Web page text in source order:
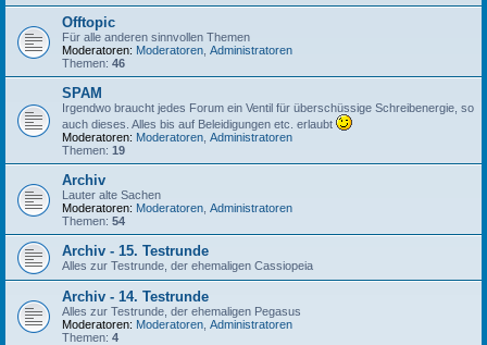
Offtopic
Für alle anderen sinnvollen Themen
Moderatoren: Moderatoren Administratoren
Themen: 46
SPAM
Irgendwo braucht jedes Forum ein Ventil für überschüssige Schreibenergie, so
auch dieses. Alles bis auf Beleidigungen etc. erlaubt
Moderatoren: Moderatoren Administratoren
Themen: 19
Archiv
Lauter alte Sachen
Moderatoren: Moderatoren Administratoren
Themen: 54
Archiv - 15. Testrunde
Alles zur Testrunde, der ehemaligen Cassiopeia
Archiv - 14. Testrunde
Alles zur Testrunde, der ehemaligen Pegasus
Moderatoren: Moderatoren Administratoren
Themen: 4